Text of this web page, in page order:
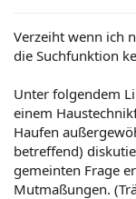
Verzeiht wenn ich
die Suchfunktion
Unter folgendem
einem
Haufen
betreffend)
gemeinten Frage
Mutmaßungen.